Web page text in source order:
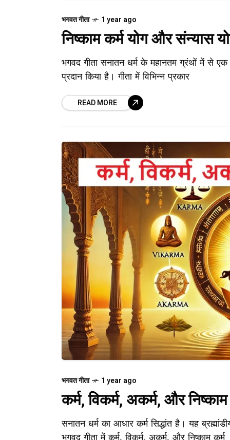
भगवत गीता 1 year ago
निष्काम कर्म योग और संन्यास
भगवद गीता सनातन धर्म के महानतम ग्रंथों में से
प्रदान किया है। गीता में विभिन्न प्रकार
READ MORE
भगवत गीता 1 year ago
कर्म, विकर्म, अकर्म, और
सनातन धर्म का आधार कर्म सिद्धांत है। यह
भगवद गीता में कर्म, विकर्म, अकर्म, और निष्काम कर्म